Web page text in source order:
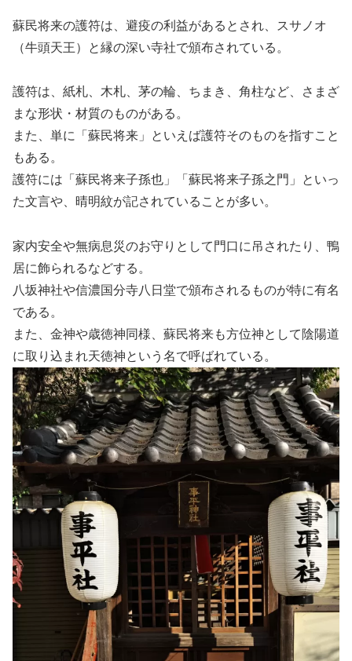
蘇民将来の護符は、避疫の利益があるとされ、スサノオ
（牛頭天王）と縁の深い寺社で頒布されている。
護符は、紙札、木札、茅の輪、ちまき、角柱など、さまざ
まな形状・材質のものがある。
また、単に「蘇民将来」といえば護符そのものを指すこと
もある。
護符には「蘇民将来子孫也」「蘇民将来子孫之門」といっ
た文言や、晴明紋が記されていることが多い。
家内安全や無病息災のお守りとして門口に吊されたり、鴨
居に飾られるなどする。
八坂神社や信濃国分寺八日堂で頒布されるものが特に有名
である。
また、金神や歳徳神同様、蘇民将来も方位神として陰陽道
に取り込まれ天徳神という名で呼ばれている。